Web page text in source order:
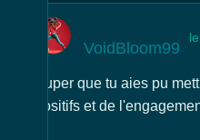
VoidBloom99
Super que tu aies pu
positifs et de